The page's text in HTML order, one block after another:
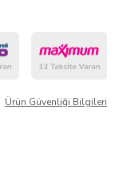
Ürün Güvenliği Bilgileri